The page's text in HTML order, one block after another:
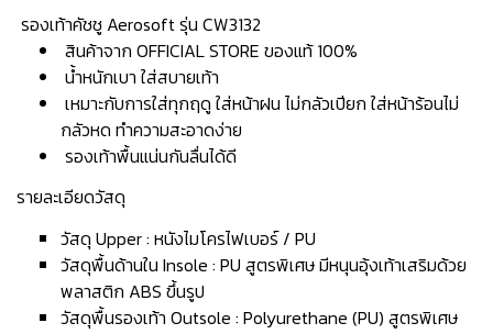
️ รองเท้าคัชชู Aerosoft รุ่น CW3132
สินค้าจาก OFFICIAL STORE ของแท้ 100%
น้ำหนักเบา ใส่สบายเท้า
เหมาะกับการใส่ทุกฤดู ใส่หน้าฝน ไม่กลัวเปียก ใส่หน้าร้อนไม่
กลัวหด ทำความสะอาดง่าย
รองเท้าพื้นแน่นกันลื่นได้ดี
รายละเอียดวัสดุ
วัสดุ Upper : หนังไมโครไฟเบอร์ / PU
วัสดุพื้นด้านใน Insole : PU สูตรพิเศษ มีหนุนอุ้งเท้าเสริมด้วย
พลาสติก ABS ขึ้นรูป
วัสดุพื้นรองเท้า Outsole : Polyurethane (PU) สูตรพิเศษ